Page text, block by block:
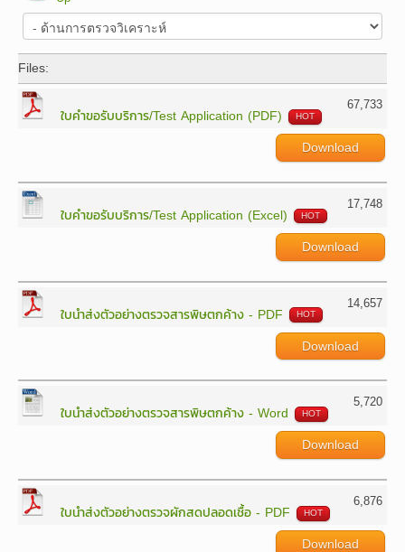
Files:
ใบคำขอรับบริการ/Test Application (PDF) HOT
67,733
Download
ใบคำขอรับบริการ/Test Application (Excel) HOT
17,748
Download
ใบนำส่งตัวอย่างตรวจสารพิษตกค้าง - PDF HOT
14,657
Download
ใบนำส่งตัวอย่างตรวจสารพิษตกค้าง - Word HOT
5,720
Download
ใบนำส่งตัวอย่างตรวจผักสดปลอดเชื้อ - PDF HOT
6,876
Download